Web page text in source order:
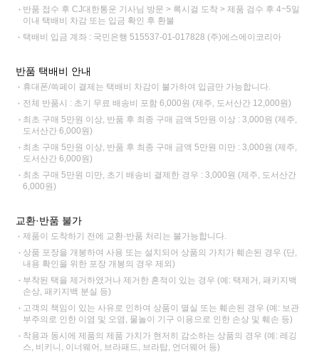
반품 접수 후 CJ대한통운 기사님 방문 > 록시걸 도착 > 제품 검수 후 4~5일
이내 택배비 차감 또는 입금 확인 후 환불
택배비 입금 계좌 : 국민은행 515537-01-017828 (주)에스에이코리아
반품 택배비 안내
휴대폰/쓱페이 결제는 택배비 차감이 불가하여 입금만 가능합니다.
전체 반품시 : 초기 무료 배송비 포함 6,000원 (제주, 도서산간 12,000원)
최초 구매 5만원 이상, 반품 후 최종 구매 금액 5만원 이상 : 3,000원 (제주,
도서산간 6,000원)
최초 구매 5만원 이상, 반품 후 최종 구매 금액 5만원 미만 : 3,000원 (제주,
도서산간 6,000원)
최초 구매 5만원 미만, 초기 배송비 결제한 경우 : 3,000원 (제주, 도서산간
6,000원)
교환·반품 불가
제품이 도착하기 전에 교환·반품 처리는 불가능합니다.
상품 포장을 개봉하여 사용 또는 설치되어 상품의 가치가 훼손된 경우 (단,
내용 확인을 위한 포장 개봉의 경우 제외)
부착된 택을 제거하였거나 제거한 흔적이 있는 경우 (예: 택제거, 패키지백
손상, 패키지백 분실 등)
고객의 책임이 있는 사유로 인하여 상품이 멸실 또는 훼손된 경우 (예: 보관
부주의로 인한 이염 및 오염, 물놀이 기구 이용으로 인한 손상 및 훼손 등)
착용과 동시에 제품의 제품 가치가 현저히 감소하는 상품의 경우 (예: 레깅
스, 비키니, 이너웨어, 브라패드, 브라탑, 언더웨어 등)